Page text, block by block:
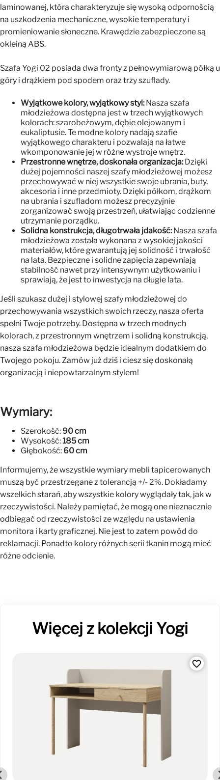
laminowanej, która charakteryzuje się wysoką odpornością
na uszkodzenia mechaniczne, wysokie temperatury i
promieniowanie słoneczne. Krawędzie zabezpieczone są
okleiną ABS.
Szafa Yogi 02 posiada dwa fronty z pełnowymiarową półką u
góry i drążkiem pod spodem oraz trzy szuflady.
Wyjątkowe kolory, wyjątkowy styl:Nasza szafa
młodzieżowa dostępna jest w trzech wyjątkowych
kolorach: szarobeżowym, dębie olejowanym i
eukaliptusie. Te modne kolory nadają szafie
wyjątkowego charakteru i pozwalają na łatwe
wkomponowanie jej w różne wystroje wnętrz.
Przestronne wnętrze, doskonała organizacja:Dzięki
dużej pojemności naszej szafy młodzieżowej możesz
przechowywać w niej wszystkie swoje ubrania, buty,
akcesoria i inne przedmioty. Dzięki półkom, drążkom
na ubrania i szufladom możesz precyzyjnie
zorganizować swoją przestrzeń, ułatwiając codzienne
utrzymanie porządku.
Solidna konstrukcja, długotrwała jdakość:Nasza szafa
młodzieżowa została wykonana z wysokiej jakości
materiałów, które gwarantują jej solidność i trwałość
na lata. Bezpieczne i solidne zapięcia zapewniają
stabilność nawet przy intensywnym użytkowaniu i
sprawiają, że jest to inwestycja na długie lata.
Jeśli szukasz dużej i stylowej szafy młodzieżowej do
przechowywania wszystkich swoich rzeczy, nasza oferta
spełni Twoje potrzeby. Dostępna w trzech modnych
kolorach, z przestronnym wnętrzem i solidną konstrukcją,
nasza szafa młodzieżowa będzie idealnym dodatkiem do
Twojego pokoju. Zamów już dziś i ciesz się doskonałą
organizacją i niepowtarzalnym stylem!
Wymiary:
Szerokość: 90 cm
Wysokość:185 cm
Głębokość: 60 cm
Informujemy, że wszystkie wymiary mebli tapicerowanych
muszą być przestrzegane z tolerancją +/- 2%. Dokładamy
wszelkich starań, aby wszystkie kolory wyglądały tak, jak w
rzeczywistości. Należy pamiętać, że mogą one nieznacznie
odbiegać od rzeczywistości ze względu na ustawienia
monitora i karty graficznej. Nie jest to zatem powód do
reklamacji. Ponadto kolory różnych serii tkanin mogą mieć
różne odcienie.
Więcej z kolekcji Yogi
favorite_border